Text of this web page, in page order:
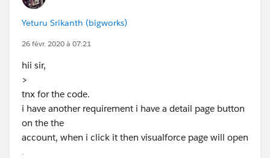
public class taskSelectClassController {
public List<wraptask> wraptaskList
public List<task>
        if(wraptaskList == null) {
//-- if task is custom object
//for(task a: [select
for(Task__c  a: [select
wraptaskList.add(new
Yeturu Srikanth (bigworks)
26 févr. 2020 à 07:21
hii sir,
>
tnx for the code.
i have another requirement i have a detail page button
on the the
account, when i click it then visualforce page will open
.